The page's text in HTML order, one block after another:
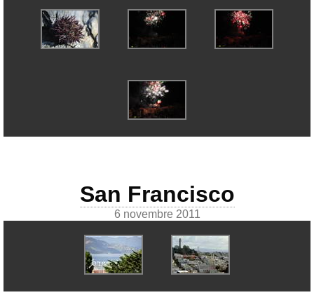
San Francisco
6 novembre 2011